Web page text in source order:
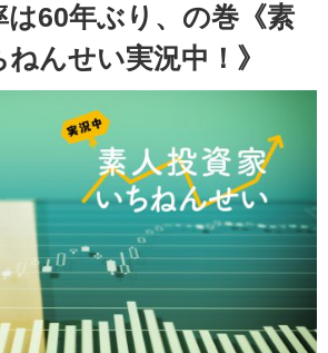
は60年ぶり、の巻《素
んせい実況中！》